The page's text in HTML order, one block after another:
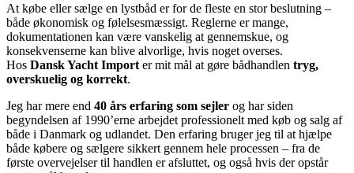
At købe eller sælge en lystbåd er for de fleste en stor beslutning –
både økonomisk og følelsesmæssigt. Reglerne er mange,
dokumentationen kan være vanskelig at gennemskue, og
konsekvenserne kan blive alvorlige, hvis noget overses.
Hos Dansk Yacht Import er mit mål at gøre bådhandlen tryg,
overskuelig og korrekt.
Jeg har mere end 40 års erfaring som sejler og har siden
begyndelsen af 1990’erne arbejdet professionelt med køb og salg af
både i Danmark og udlandet. Den erfaring bruger jeg til at hjælpe
både købere og sælgere sikkert gennem hele processen – fra de
første overvejelser til handlen er afsluttet, og også hvis der opstår